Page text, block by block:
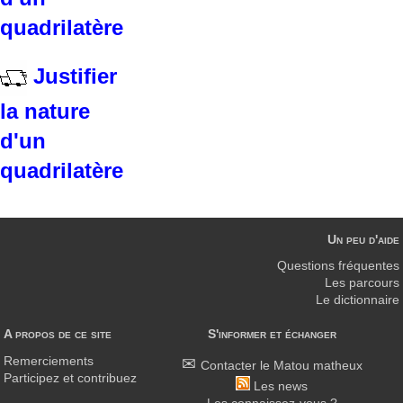
quadrilatère
Justifier
la nature
d'un
quadrilatère
A propos de ce site
Remerciements
Participez et contribuez
S'informer et échanger
Contacter le Matou matheux
Les news
Un peu d'aide
Questions fréquentes
Les parcours
Le dictionnaire